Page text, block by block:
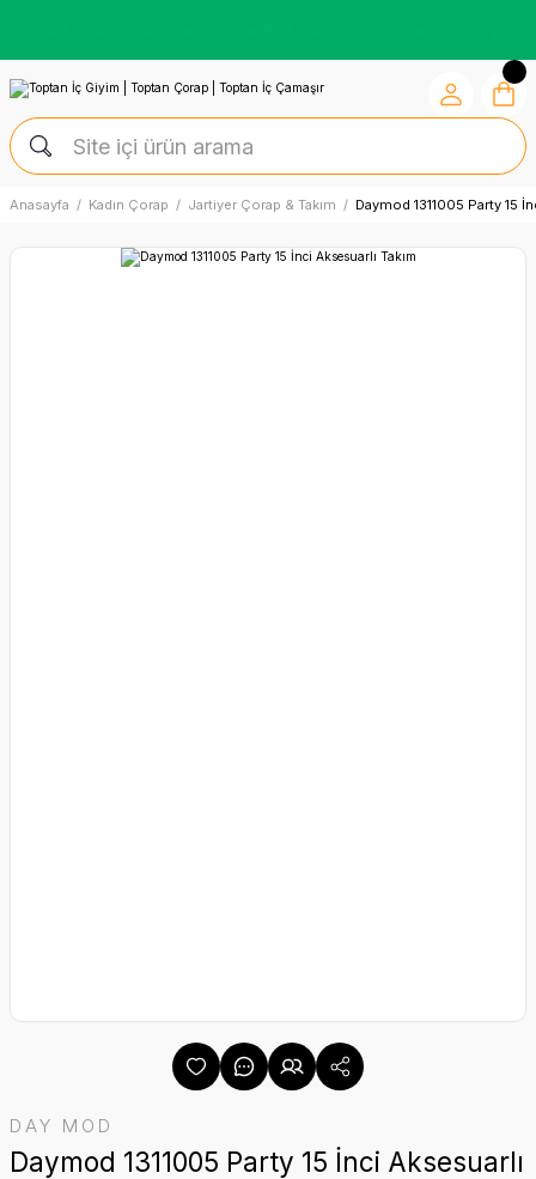
Anasayfa Kadın Çorap Jartiyer Çorap & Takım Daymod 1311005 Party 15
DAY MOD
Daymod 1311005 Party 15 İnci Aksesuarlı